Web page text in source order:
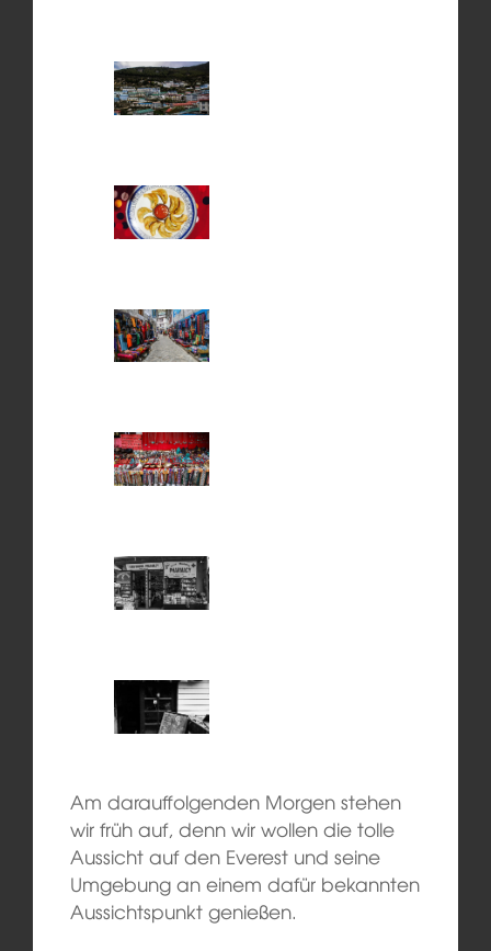
Am darauffolgenden Morgen stehen
wir früh auf, denn wir wollen die tolle
Aussicht auf den Everest und seine
Umgebung an einem dafür bekannten
Aussichtspunkt genießen.